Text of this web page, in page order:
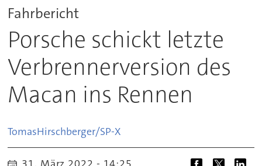
Fahrbericht
Porsche schickt letzte
Verbrennerversion des
Macan ins Rennen
TomasHirschberger/SP-X